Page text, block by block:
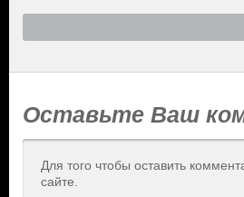
Оставьте Ваш
Для того чтобы оставить
сайте.